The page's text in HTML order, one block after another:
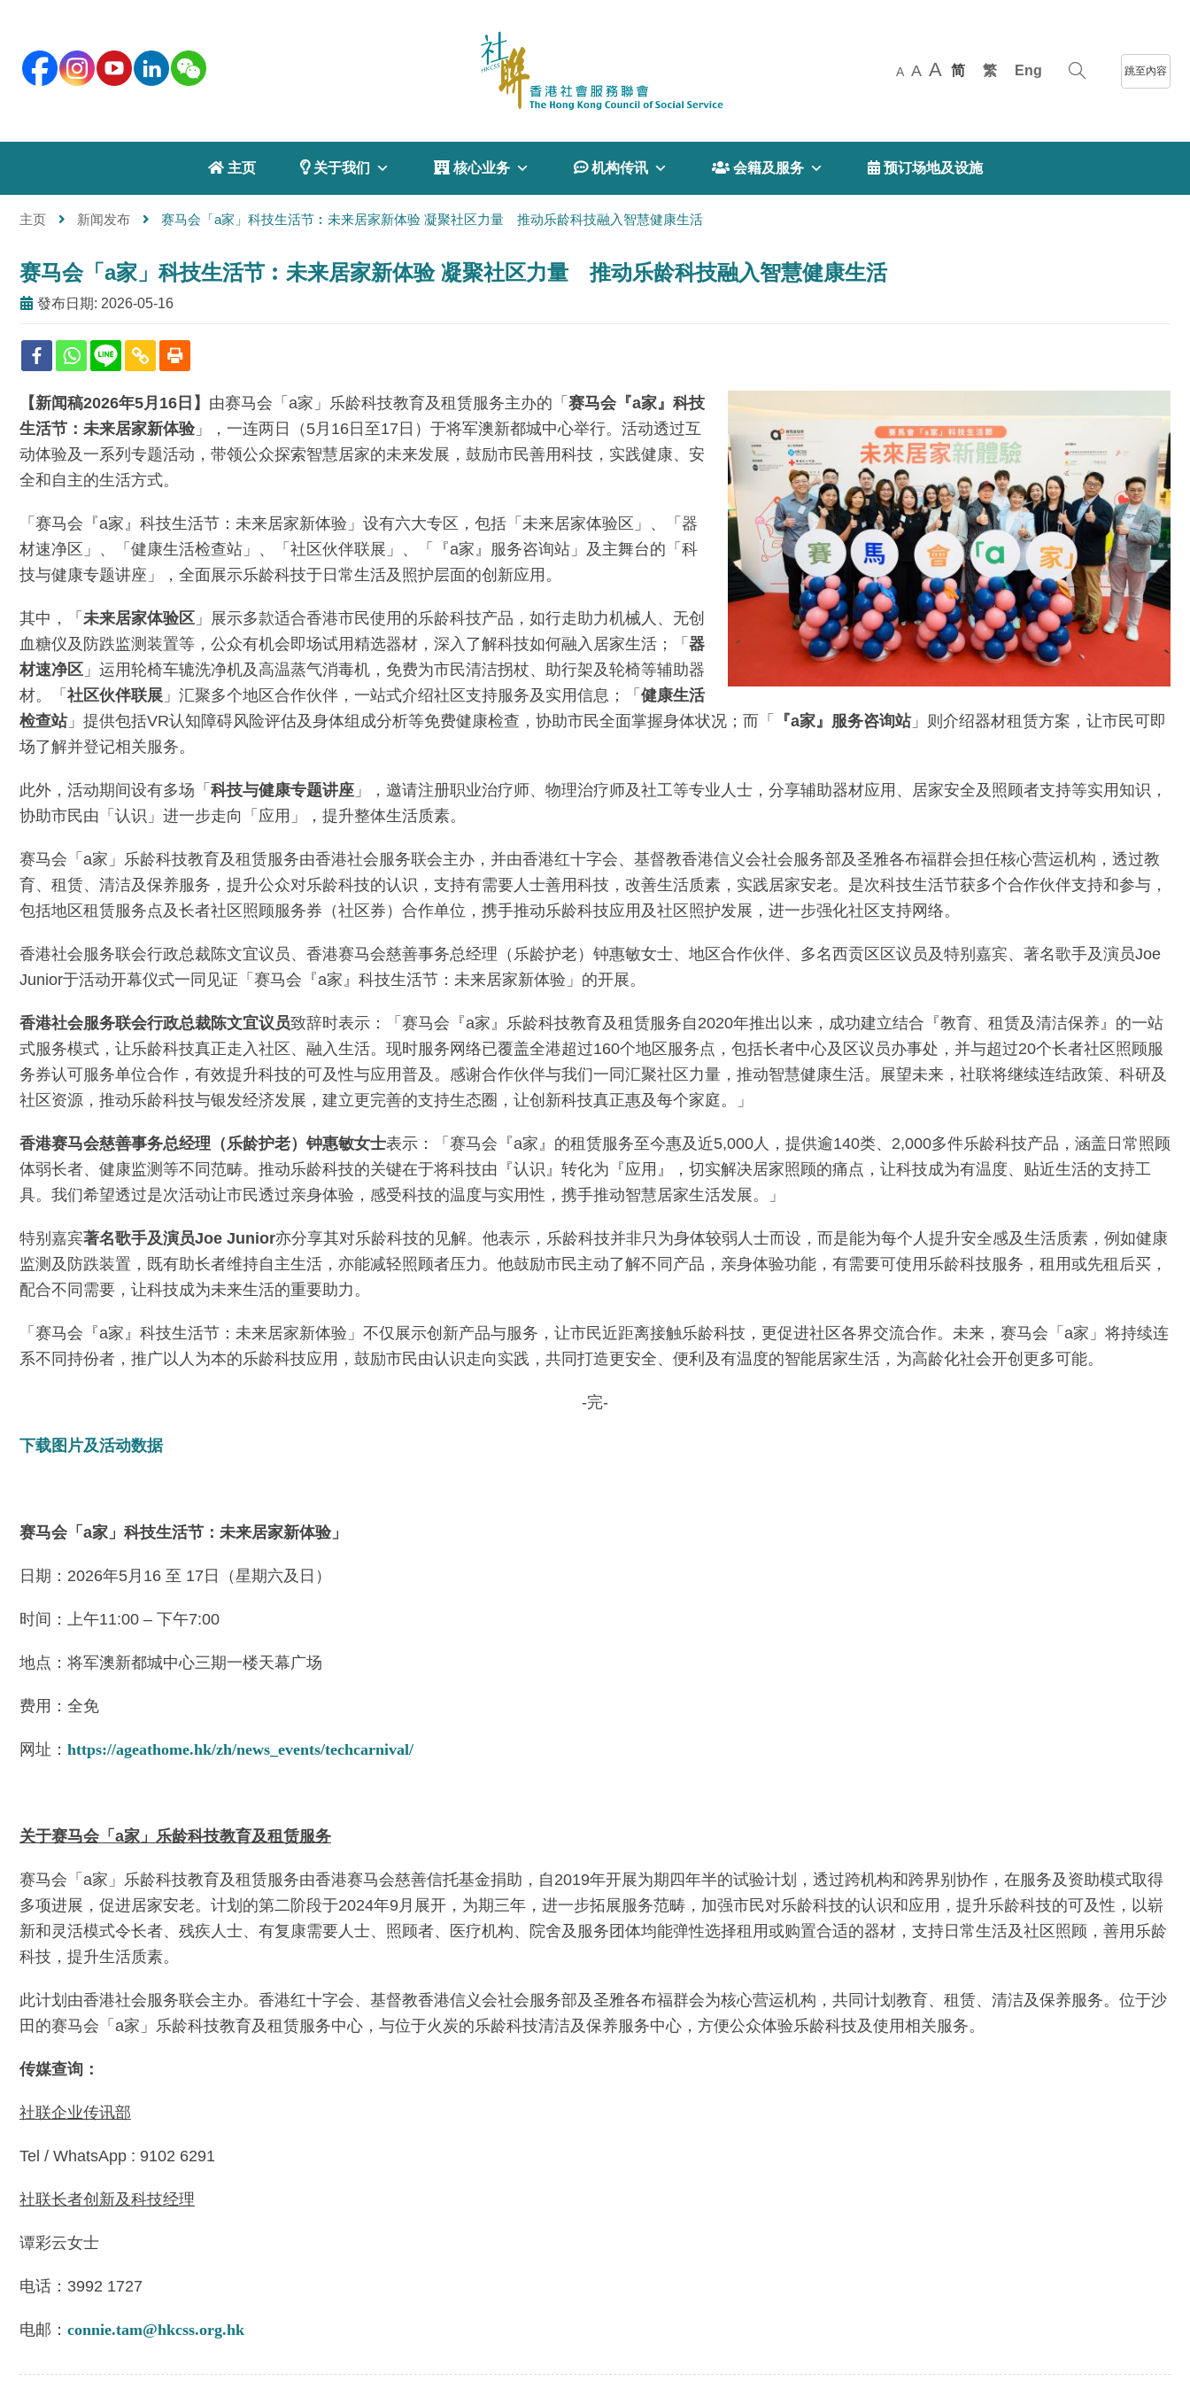
A A A 简 繁 Eng 跳至內容
 主页  关于我们  核心业务  机构传讯  会籍及服务  预订场地及设施
主页 新闻发布 赛马会「a家」科技生活节︰未来居家新体验 凝聚社区力量 推动乐龄科技融入智慧健康生活
赛马会「a家」科技生活节︰未来居家新体验 凝聚社区力量 推动乐龄科技融入智慧健康生活
發布日期: 2026-05-16
【新闻稿2026年5月16日】 由赛马会「a家」乐龄科技教育及租赁服务主办的「 赛马会『a家』科技
生活节：未来居家新体验」，一连两日（5月16日至17日）于将军澳新都城中心举行。活动透过互
动体验及一系列专题活动，带领公众探索智慧居家的未来发展，鼓励市民善用科技，实践健康、安
全和自主的生活方式。
「赛马会『a家』科技生活节：未来居家新体验」设有六大专区，包括「未来居家体验区」、「器
材速净区」、「健康生活检查站」、「社区伙伴联展」、「『a家』服务咨询站」及主舞台的「科
技与健康专题讲座」，全面展示乐龄科技于日常生活及照护层面的创新应用。
其中，「 未来居家体验区 」展示多款适合香港市民使用的乐龄科技产品，如行走助力机械人、无创
血糖仪及防跌监测装置等，公众有机会即场试用精选器材，深入了解科技如何融入居家生活；「 器
材速净区 」运用轮椅车辘洗净机及高温蒸气消毒机，免费为市民清洁拐杖、助行架及轮椅等辅助器
材。「 社区伙伴联展 」汇聚多个地区合作伙伴，一站式介绍社区支持服务及实用信息；「 健康生活
检查站」提供包括VR认知障碍风险评估及身体组成分析等免费健康检查，协助市民全面掌握身体状况；而「 『a家』服务咨询站」则介绍器材租赁方案，让市民可即
场了解并登记相关服务。
此外，活动期间设有多场「 科技与健康专题讲座 」，邀请注册职业治疗师、物理治疗师及社工等专业人士，分享辅助器材应用、居家安全及照顾者支持等实用知识，
协助市民由「认识」进一步走向「应用」，提升整体生活质素。
赛马会「a家」乐龄科技教育及租赁服务由香港社会服务联会主办，并由香港红十字会、基督教香港信义会社会服务部及圣雅各布福群会担任核心营运机构，透过教
育、租赁、清洁及保养服务，提升公众对乐龄科技的认识，支持有需要人士善用科技，改善生活质素，实践居家安老。是次科技生活节获多个合作伙伴支持和参与，
包括地区租赁服务点及长者社区照顾服务券（社区券）合作单位，携手推动乐龄科技应用及社区照护发展，进一步强化社区支持网络。
香港社会服务联会行政总裁陈文宜议员、香港赛马会慈善事务总经理（乐龄护老）钟惠敏女士、地区合作伙伴、多名西贡区区议员及特别嘉宾、著名歌手及演员Joe
Junior于活动开幕仪式一同见证「赛马会『a家』科技生活节：未来居家新体验」的开展。
香港社会服务联会行政总裁陈文宜议员致辞时表示：「赛马会『a家』乐龄科技教育及租赁服务自2020年推出以来，成功建立结合『教育、租赁及清洁保养』的一站
式服务模式，让乐龄科技真正走入社区、融入生活。现时服务网络已覆盖全港超过160个地区服务点，包括长者中心及区议员办事处，并与超过20个长者社区照顾服
务券认可服务单位合作，有效提升科技的可及性与应用普及。感谢合作伙伴与我们一同汇聚社区力量，推动智慧健康生活。展望未来，社联将继续连结政策、科研及
社区资源，推动乐龄科技与银发经济发展，建立更完善的支持生态圈，让创新科技真正惠及每个家庭。」
香港赛马会慈善事务总经理（乐龄护老）钟惠敏女士表示：「赛马会『a家』的租赁服务至今惠及近5,000人，提供逾140类、2,000多件乐龄科技产品，涵盖日常照顾
体弱长者、健康监测等不同范畴。推动乐龄科技的关键在于将科技由『认识』转化为『应用』，切实解决居家照顾的痛点，让科技成为有温度、贴近生活的支持工
具。我们希望透过是次活动让市民透过亲身体验，感受科技的温度与实用性，携手推动智慧居家生活发展。」
特别嘉宾著名歌手及演员Joe Junior亦分享其对乐龄科技的见解。他表示，乐龄科技并非只为身体较弱人士而设，而是能为每个人提升安全感及生活质素，例如健康
监测及防跌装置，既有助长者维持自主生活，亦能减轻照顾者压力。他鼓励市民主动了解不同产品，亲身体验功能，有需要可使用乐龄科技服务，租用或先租后买，
配合不同需要，让科技成为未来生活的重要助力。
「赛马会『a家』科技生活节：未来居家新体验」不仅展示创新产品与服务，让市民近距离接触乐龄科技，更促进社区各界交流合作。未来，赛马会「a家」将持续连
系不同持份者，推广以人为本的乐龄科技应用，鼓励市民由认识走向实践，共同打造更安全、便利及有温度的智能居家生活，为高龄化社会开创更多可能。
-完-
下载图片及活动数据
赛马会「 a家」科技生活节：未来居家新体验」
日期：2026年5月16 至 17日（星期六及日）
时间：上午11:00 – 下午7:00
地点：将军澳新都城中心三期一楼天幕广场
费用：全免
网址： https://ageathome.hk/zh/news_events/techcarnival/
关于赛马会「 a家」乐龄科技教育及租赁服务
赛马会「a家」乐龄科技教育及租赁服务由香港赛马会慈善信托基金捐助，自2019年开展为期四年半的试验计划，透过跨机构和跨界别协作，在服务及资助模式取得
多项进展，促进居家安老。计划的第二阶段于2024年9月展开，为期三年，进一步拓展服务范畴，加强市民对乐龄科技的认识和应用，提升乐龄科技的可及性，以崭
新和灵活模式令长者、残疾人士、有复康需要人士、照顾者、医疗机构、院舍及服务团体均能弹性选择租用或购置合适的器材，支持日常生活及社区照顾，善用乐龄
科技，提升生活质素。
此计划由香港社会服务联会主办。香港红十字会、基督教香港信义会社会服务部及圣雅各布福群会为核心营运机构，共同计划教育、租赁、清洁及保养服务。位于沙
田的赛马会「a家」乐龄科技教育及租赁服务中心，与位于火炭的乐龄科技清洁及保养服务中心，方便公众体验乐龄科技及使用相关服务。
传媒查询：
社联企业传讯部
Tel / WhatsApp : 9102 6291
社联长者创新及科技经理
谭彩云女士
电话：3992 1727
电邮： connie.tam@hkcss.org.hk